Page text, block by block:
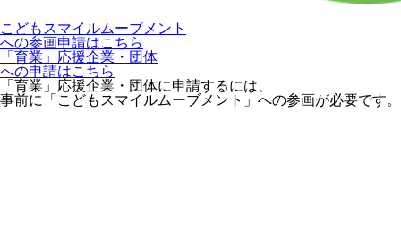
こどもスマイルムーブメント
への参画申請はこちら
「育業」応援企業・団体
への申請はこちら
「育業」応援企業・団体に申請するには、
事前に「こどもスマイルムーブメント」への参画が必要です。